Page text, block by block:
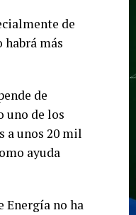
de
más
de
uno de los
a unos 20 mil
ayuda
Energía no ha